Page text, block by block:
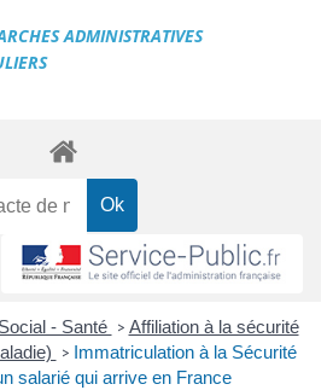
ADMINISTRATIVES
Social - Santé > Affiliation à la sécurité
> Immatriculation à la Sécurité
salarié qui arrive en France